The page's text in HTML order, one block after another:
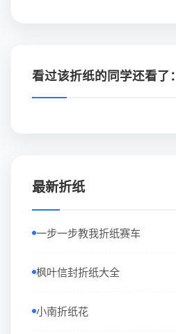
看过该折纸的同学还看了：
最新折纸
一步一步教我折纸赛车
枫叶信封折纸大全
小南折纸花